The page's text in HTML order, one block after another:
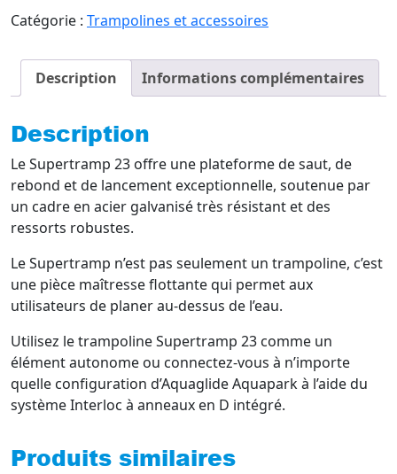
Catégorie : Trampolines et accessoires
Description Informations complémentaires
Description
Le Supertramp 23 offre une plateforme de saut, de
rebond et de lancement exceptionnelle, soutenue par
un cadre en acier galvanisé très résistant et des
ressorts robustes.
Le Supertramp n’est pas seulement un trampoline, c’est
une pièce maîtresse flottante qui permet aux
utilisateurs de planer au-dessus de l’eau.
Utilisez le trampoline Supertramp 23 comme un
élément autonome ou connectez-vous à n’importe
quelle configuration d’Aquaglide Aquapark à l’aide du
système Interloc à anneaux en D intégré.
Produits similaires